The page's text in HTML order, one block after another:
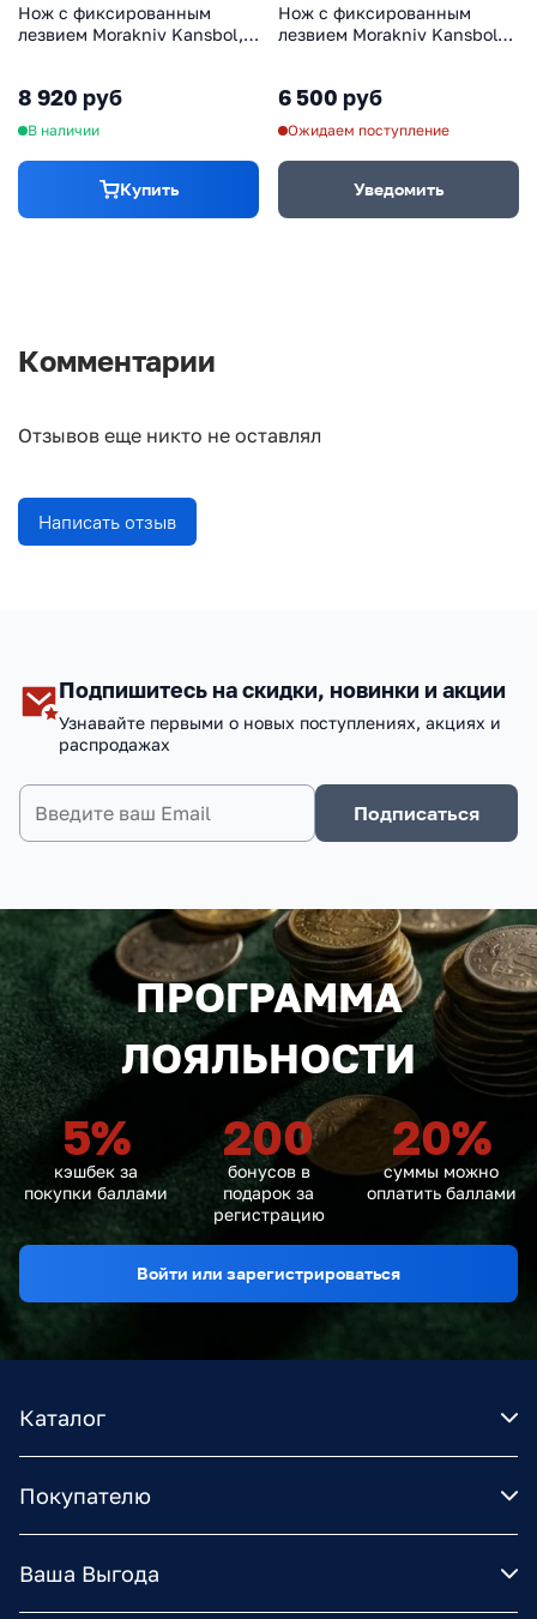
Нож с фиксированным
лезвием Morakniv Kansbol,
Multi-Mount
8 920 руб
В наличии
Купить
Нож с фиксированным
лезвием Morakniv Kansbol
6 500 руб
Ожидаем поступление
Уведомить
Комментарии
Отзывов еще никто не оставлял
Написать отзыв
Подпишитесь на скидки, новинки и акции
Узнавайте первыми о новых поступлениях, акциях и
распродажах
Подписаться
ПРОГРАММА
ЛОЯЛЬНОСТИ
5%
кэшбек за
покупки баллами
200
бонусов в
подарок за
регистрацию
20%
суммы можно
оплатить баллами
Войти или зарегистрироваться
Каталог
Покупателю
Ваша Выгода